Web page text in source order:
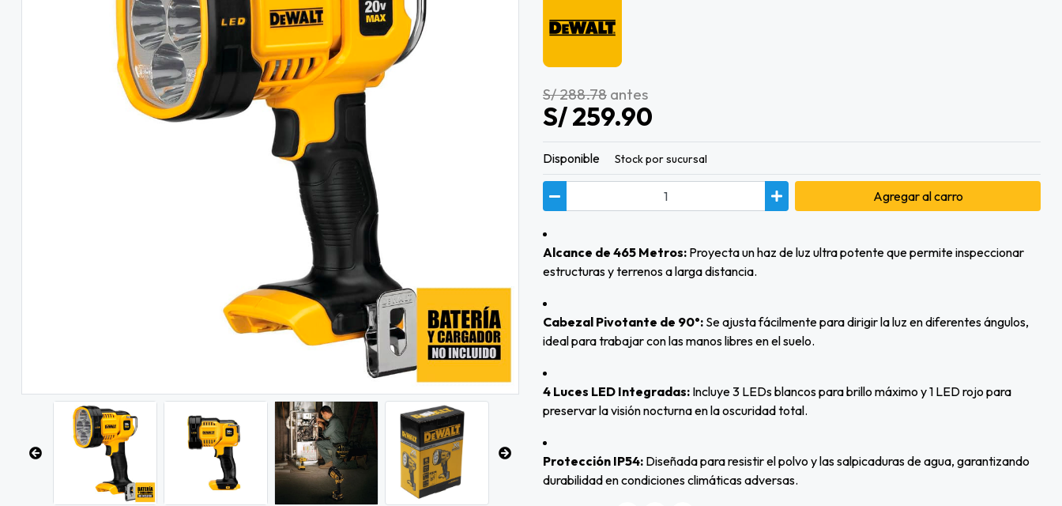
S/ 288.78 antes
S/ 259.90
Disponible Stock por sucursal
Agregaral carro
Alcance de 465 Metros: Proyecta un haz de luz ultra potente que permite inspeccionar
estructuras y terrenos a larga distancia.
Cabezal Pivotante de 90°: Se ajusta fácilmente para dirigir la luz en diferentes ángulos,
ideal para trabajar con las manos libres en el suelo.
4 Luces LED Integradas: Incluye 3 LEDs blancos para brillo máximo y 1 LED rojo para
preservar la visión nocturna en la oscuridad total.
Protección IP54: Diseñada para resistir el polvo y las salpicaduras de agua, garantizando
durabilidad en condiciones climáticas adversas.